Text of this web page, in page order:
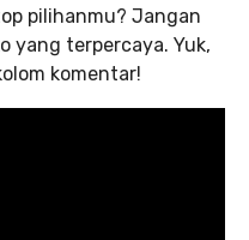
pilihanmu? Jangan
yang terpercaya. Yuk,
komentar!